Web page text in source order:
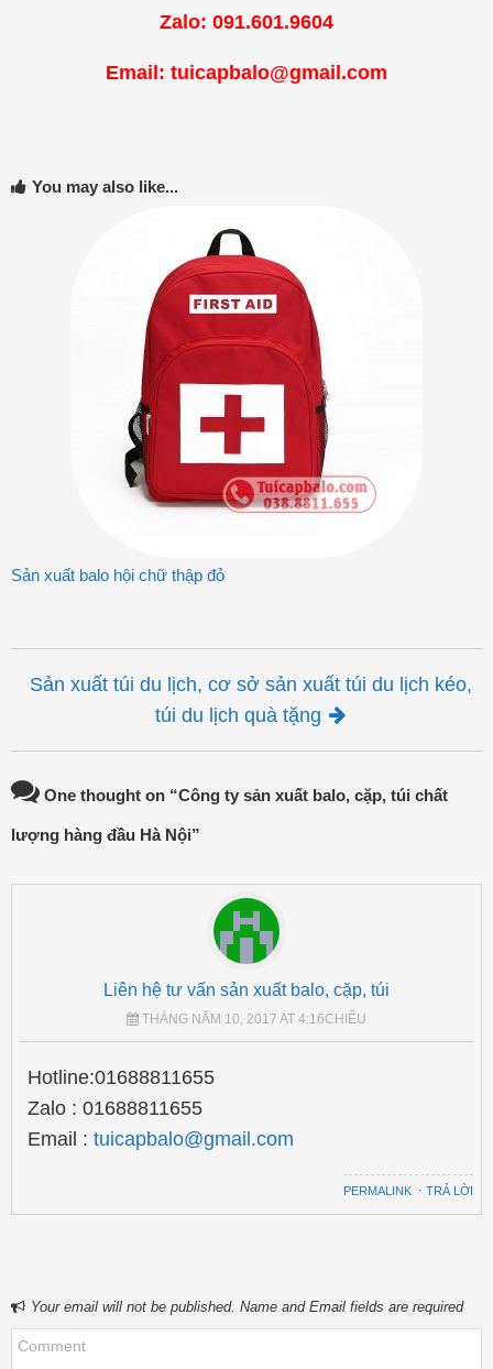
Zalo: 091.601.9604
Email: tuicapbalo@gmail.com
You may also like...
Sản xuất balo hội chữ thập đỏ
Post navigation
Sản xuất túi du lịch, cơ sở sản xuất túi du lịch kéo,
túi du lịch quà tặng
One thought on “Công ty sản xuất balo, cặp, túi chất
lượng hàng đầu Hà Nội”
Liên hệ tư vấn sản xuất balo, cặp, túi
THÁNG NĂM 10, 2017 AT 4:16CHIỀU
Hotline:01688811655
Zalo : 01688811655
Email : tuicapbalo@gmail.com
PERMALINK ⋅TRẢ LỜI
Your email will not be published. Name and Email fields are required